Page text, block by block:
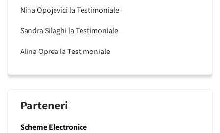
Nina Opojevici laTestimoniale
Sandra Silaghi laTestimoniale
Alina Oprea laTestimoniale
Parteneri
Scheme Electronice